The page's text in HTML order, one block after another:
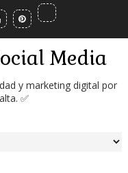
Media
y marketing digital por
✅